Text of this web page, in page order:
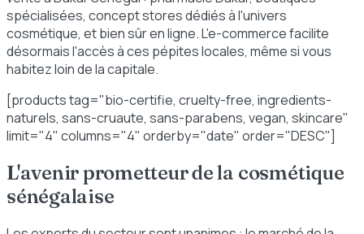
spécialisées, concept stores dédiés à l'univers
cosmétique, et bien sûr en ligne. L'e-commerce facilite
désormais l'accès à ces pépites locales, même si vous
habitez loin de la capitale.
[products tag="bio-certifie, cruelty-free, ingredients-
naturels, sans-cruaute, sans-parabens, vegan, skincare"
limit="4" columns="4" orderby="date" order="DESC"]
L'avenir prometteur de la cosmétique
sénégalaise